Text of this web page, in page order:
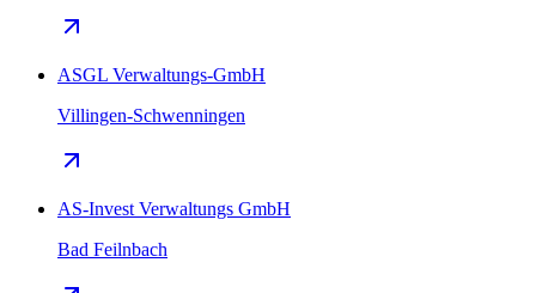
ASGL Verwaltungs-GmbH
Villingen-Schwenningen
AS-Invest Verwaltungs GmbH
Bad Feilnbach